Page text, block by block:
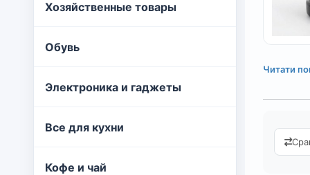
Хозяйственные товары
Обувь
Электроника и гаджеты
Все для кухни
Кофе и чай
Читати